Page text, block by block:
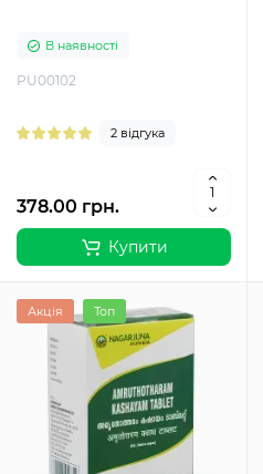
В наявності
PU00102
2 відгука
378.00 грн.
Купити
Акція Топ